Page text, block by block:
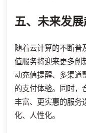
五、未来发
随着云计算的不断普
值服务将迎来更多创
动充值提醒、多渠道
的支付体验。同时，
丰富、更实惠的服务
化、人性化。